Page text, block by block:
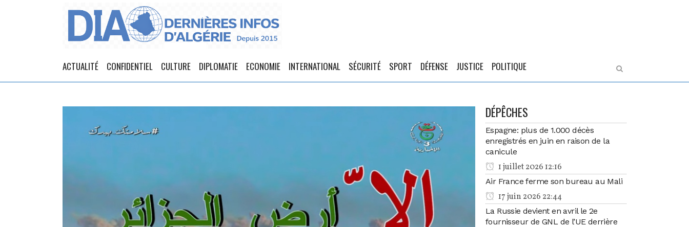
ACTUALITÉ CONFIDENTIEL CULTURE DIPLOMATIE ECONOMIE INTERNATIONAL SÉCURITÉ SPORT DÉFENSE JUSTICE POLITIQUE
DÉPÊCHES
Espagne: plus de 1.000 décès
enregistrés en juin en raison de la
canicule
1 juillet 2026 12:16
Air France ferme son bureau au Mali
17 juin 2026 22:44
La Russie devient en avril le 2e
fournisseur de GNL de l’UE derrière